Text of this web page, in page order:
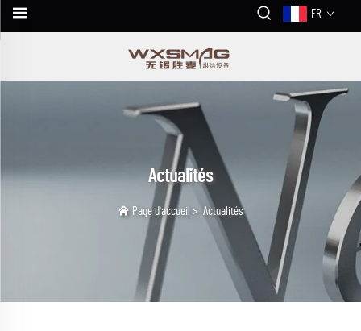
FR
Actualités
Page d'accueil > Actualités